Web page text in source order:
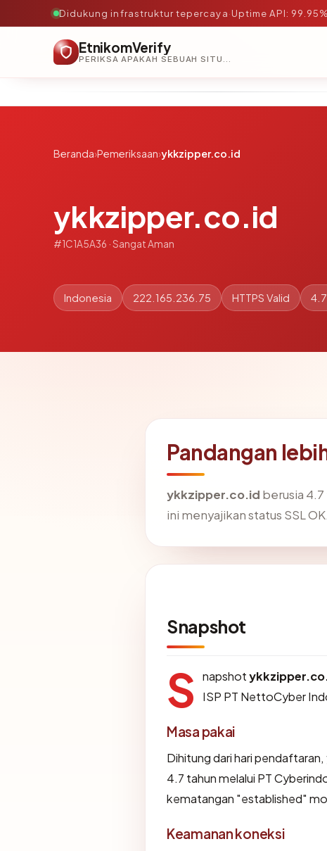
Didukung infrastruktur tepercaya·Uptime API: 99.95%
EtnikomVerify
PERIKSA APAKAH SEBUAH SITUS AMAN, TEPERCAYA, DAN TERVERIFIKASI DALAM HITUNGAN DETIK.
Beranda›Pemeriksaan›ykkzipper.co.id
ykkzipper.co.id
#1C1A5A36 · Sangat Aman
Indonesia 222.165.236.75 HTTPS Valid
Pandangan
ykkzipper.co.id berusia
ini menyajikan status SSL OK.
Snapshot
S napshot
ISP PT NettoCyber
Masa pakai
Dihitung dari hari pendaftaran,
4.7 tahun melalui PT
kematangan "established"
Keamanan koneksi